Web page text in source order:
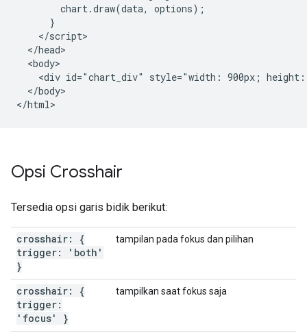
        chart.draw(data, options);
      }
    </script>
  </head>
  <body>
<div id="chart_div" style="width: 900px;
  </body>
Opsi Crosshair
Tersedia opsi garis bidik berikut:
crosshair: {
trigger: 'both'
}
tampilan pada fokus dan pilihan
crosshair: {
trigger:
'focus' }
tampilkan saat fokus saja